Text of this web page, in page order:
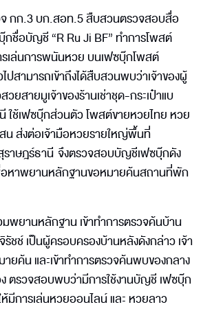
จ กก.3 บก.สอท.5 สืบสวนตรวจสอบสื่อ
ชื่อบัญชี “R Ru Ji BF” ทำการโพสต์
เล่นการพนันหวย บนเฟซบุ๊กโพสต์
ปสามารถเข้าถึงได้สืบสวนพบว่าเจ้าของผู้
ยสายมูเจ้าของร้านเช่าชุด-กระเป๋าแบ
ใช้เฟซบุ๊กส่วนตัว โพสต์ขายหวยไทย หวย
น ส่งต่อเจ้ามือหวยรายใหญ่พื้นที่
ราษฎร์ธานี จึงตรวจสอบบัญชีเฟซบุ๊กดัง
อหาพยานหลักฐานขอหมายค้นสถานที่พัก
มพยานหลักฐาน เข้าทำการตรวจค้นบ้าน
ชช์ เป็นผู้ครอบครองบ้านหลังดังกล่าว เจ้า
ยค้น และเข้าทำการตรวจค้นพบของกลาง
ตรวจสอบพบว่ามีการใช้งานบัญชี เฟซบุ๊ก
มีการเล่นหวยออนไลน์ และ หวยลาว